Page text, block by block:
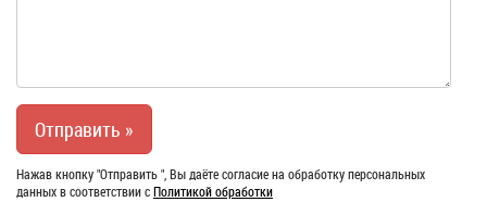
Нажав кнопку "Отправить ", Вы даёте согласие на обработку персональных
данных в соответствии сПолитикой обработки